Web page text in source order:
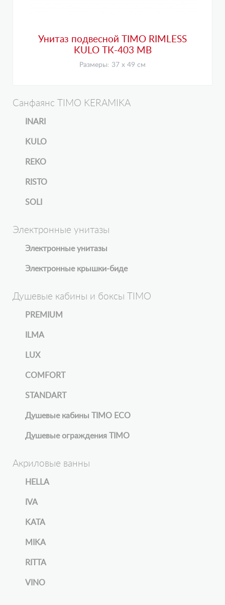
Унитаз подвесной TIMO RIMLESS
KULO ТК-403 MB
Размеры: 37 х 49 см
Санфаянс TIMO KERAMIKA
INARI
KULO
REKO
RISTO
SOLI
Электронные унитазы
Электронные унитазы
Электронные крышки-биде
Душевые кабины и боксы TIMO
PREMIUM
ILMA
LUX
COMFORT
STANDART
Душевые кабины TIMO ECO
Душевые ограждения TIMO
Акриловые ванны
HELLA
IVA
KATA
MIKA
RITTA
VINO